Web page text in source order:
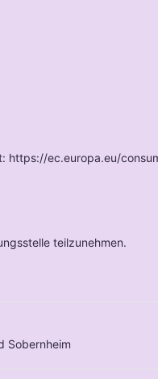
https://ec.europa.eu/
teilzunehmen.
Sobernheim